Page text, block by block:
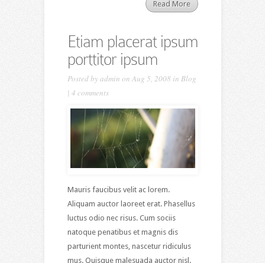
Read More
Etiam placerat ipsum
porttitor ipsum
Posted byadmin on Aug 5, 2008 in Blog
| 4 comments
Mauris faucibus velit ac lorem.
Aliquam auctor laoreet erat. Phasellus
luctus odio nec risus. Cum sociis
natoque penatibus et magnis dis
parturient montes, nascetur ridiculus
mus. Quisque malesuada auctor nisl.